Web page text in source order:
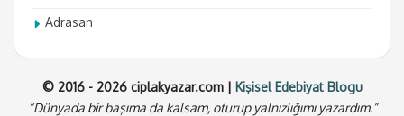
Adrasan
© 2016 - 2026 ciplakyazar.com | Kişisel Edebiyat Blogu
“Dünyada bir başıma da kalsam, oturup yalnızlığımı yazardım.”